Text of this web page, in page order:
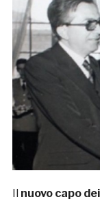
Il nuovo capo